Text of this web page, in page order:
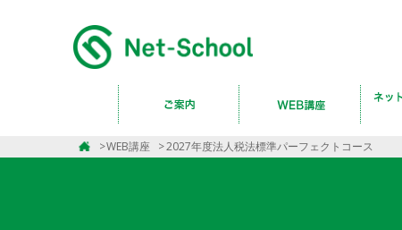
WEB講座 2027年度法人税法標準パーフェクトコース